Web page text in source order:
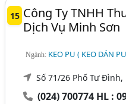
15 Công Ty TNHH
Dịch Vụ Minh Sơn
Ngành: KEO PU ( KEO DÁN
Số 71/26 Phố Tư Đình,
(024) 700774 HL :